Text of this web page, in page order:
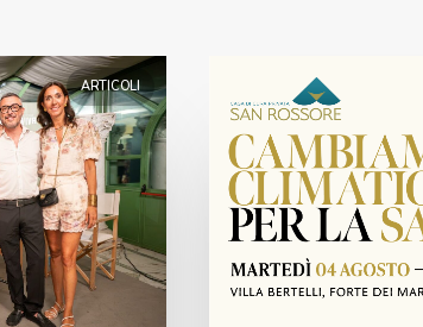
ARTICOLI